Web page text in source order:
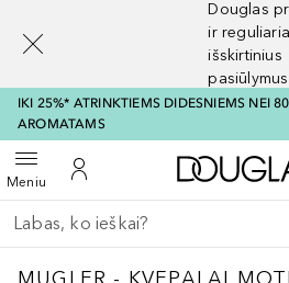
Douglas
ir
išskirtinius
nuolaidas
IKI 25%* ATRINKTIEMS DIDESNIEMS NEI
AROMATAMS
MeniuAtidaryti meniuĮ mano paskyrą
Grįžk atgal
Vykdykite paiešką
MUGLER - KVEPALAI
[navigation.slideout.screenreader]